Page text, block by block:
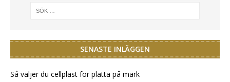
SENASTE INLÄGGEN
Så väljer du cellplast för platta på mark